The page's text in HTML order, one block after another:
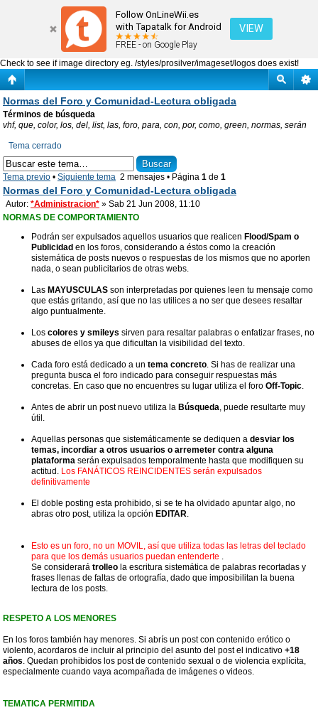
Follow OnLineWii.es
with Tapatalk for Android
FREE - on Google Play
VIEW
Check to see if image directory eg. /styles/prosilver/imageset/logos does exist!
Normas del Foro y Comunidad-Lectura obligada
Normas del Foro y Comunidad-Lectura obligada
Términos de búsqueda
vhf, que, color, los, del, list, las, foro, para, con, por, como, green, normas, serán
Tema cerrado
Tema previo • Siguiente tema 2 mensajes • Página 1 de 1
Normas del Foro y Comunidad-Lectura obligada
Autor: *Administracion* » Sab 21 Jun 2008, 11:10
NORMAS DE COMPORTAMIENTO
Podrán ser expulsados aquellos usuarios que realicen Flood/Spam o
Publicidad en los foros, considerando a éstos como la creación
sistemática de posts nuevos o respuestas de los mismos que no aporten
nada, o sean publicitarios de otras webs.
Las MAYUSCULAS son interpretadas por quienes leen tu mensaje como
que estás gritando, así que no las utilices a no ser que desees resaltar
algo puntualmente.
Los colores y smileys sirven para resaltar palabras o enfatizar frases, no
abuses de ellos ya que dificultan la visibilidad del texto.
Cada foro está dedicado a un tema concreto. Si has de realizar una
pregunta busca el foro indicado para conseguir respuestas más
concretas. En caso que no encuentres su lugar utiliza el foro Off-Topic.
Antes de abrir un post nuevo utiliza la Búsqueda, puede resultarte muy
útil.
Aquellas personas que sistemáticamente se dediquen a desviar los
temas, incordiar a otros usuarios o arremeter contra alguna
plataforma serán expulsados temporalmente hasta que modifiquen su
actitud. Los FANÁTICOS REINCIDENTES serán expulsados
definitivamente
El doble posting esta prohibido, si se te ha olvidado apuntar algo, no
abras otro post, utiliza la opción EDITAR.
Esto es un foro, no un MOVIL, así que utiliza todas las letras del teclado
para que los demás usuarios puedan entenderte .
Se considerará trolleo la escritura sistemática de palabras recortadas y
frases llenas de faltas de ortografía, dado que imposibilitan la buena
lectura de los posts.
RESPETO A LOS MENORES
En los foros también hay menores. Si abrís un post con contenido erótico o
violento, acordaros de incluir al principio del asunto del post el indicativo +18
años. Quedan prohibidos los post de contenido sexual o de violencia explícita,
especialmente cuando vaya acompañada de imágenes o videos.
TEMATICA PERMITIDA